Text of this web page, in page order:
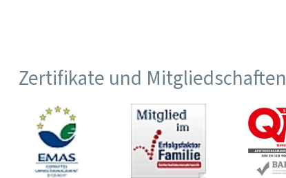
Zertifikate und Mitgliedschaften